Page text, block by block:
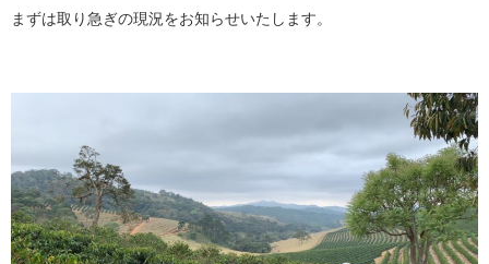
まずは取り急ぎの現況をお知らせいたします。